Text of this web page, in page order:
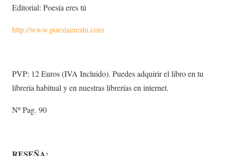
Editorial: Poesía eres tú
http://www.poesiaerestu.com
PVP: 12 Euros (IVA Incluido). Puedes adquirir el libro en tu
librería habitual y en nuestras librerías en internet.
Nº Pag. 90